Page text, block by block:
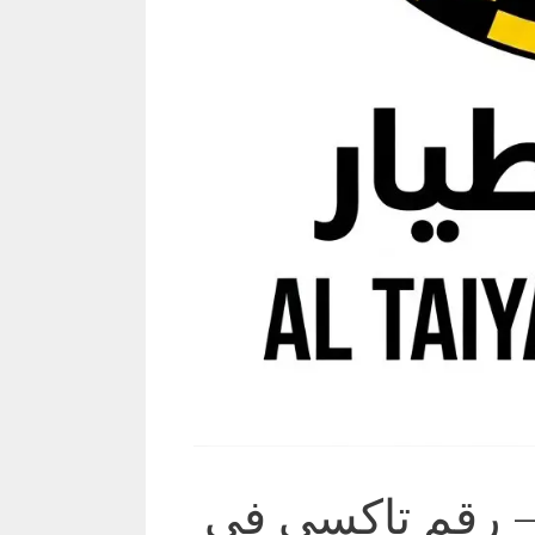
الفيحاء 69694241 – رقم تاكسي في